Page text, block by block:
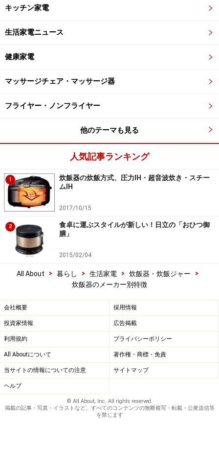
キッチン家電
生活家電ニュース
健康家電
マッサージチェア・マッサージ器
フライヤー・ノンフライヤー
他のテーマも見る
人気記事ランキング
1
炊飯器の炊飯方式、圧力IH・超音波炊き・スチー
ムIH
2017/10/15
2
食卓に運ぶスタイルが新しい！日立の「おひつ御
膳」
2015/02/04
All About > 暮らし > 生活家電 > 炊飯器・炊飯ジャー
>
炊飯器のメーカー別特徴
会社概要 採用情報
投資家情報 広告掲載
利用規約 プライバシーポリシー
All Aboutについて 著作権・商標・免責
当サイトの情報についての注意 サイトマップ
ヘルプ
© All About, Inc. All rights reserved.
掲載の記事・写真・イラストなど、すべてのコンテンツの無断複写・転載・公衆送信等
を禁じます